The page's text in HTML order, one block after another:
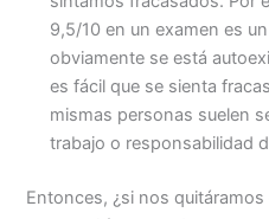
9,5/10 en un examen es
obviamente se está
es fácil que se sienta
mismas personas suelen
trabajo o responsabilidad
Entonces, ¿si nos